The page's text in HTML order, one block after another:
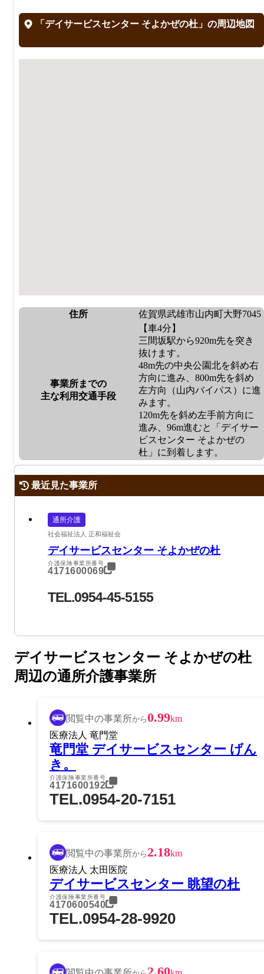
「デイサービスセンター そよかぜの杜」の周辺地図
住所 佐賀県武雄市山内町大野7045
事業所までの
主な利用交通手段
【車4分】
三間坂駅から920m先を突き
抜けます。
48m先の中央公園北を斜め右
方向に進み、800m先を斜め
左方向（山内バイパス）に進
みます。
120m先を斜め左手前方向に
進み、96m進むと「デイサー
ビスセンター そよかぜの
杜」に到着します。
最近見た事業所
通所介護
社会福祉法人 正和福祉会
デイサービスセンター そよかぜの杜
介護保険事業所番号
4171600069
TEL.0954-45-5155
デイサービスセンター そよかぜの杜
周辺の通所介護事業所
閲覧中の事業所から0.99km
医療法人 竜門堂
竜門堂 デイサービスセンター げん
き。
介護保険事業所番号
4171600192
TEL.0954-20-7151
閲覧中の事業所から 2.18km
医療法人 太田医院
デイサービスセンター 眺望の杜
介護保険事業所番号
4170600540
TEL.0954-28-9920